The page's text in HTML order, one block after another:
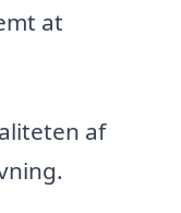
at
af